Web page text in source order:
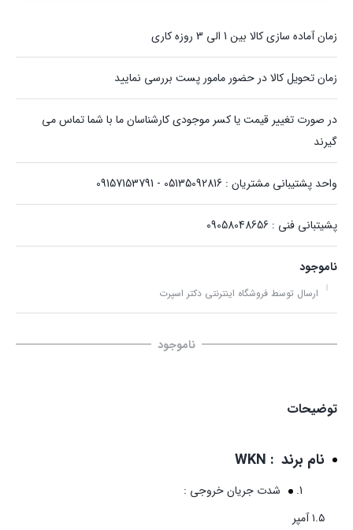
زمان آماده سازی کالا بین 1 الی 3 روزه کاری
زمان تحویل کالا در حضور مامور پست بررسی نمایید
در صورت تغییر قیمت یا کسر موجودی کارشناسان ما با شما تماس می
گیرند
واحد پشتیبانی مشتریان : 05135092816 - 09157153791
پشیتبانی فنی : 09058048656
ناموجود
ارسال توسط فروشگاه اینترنتی دکتر اسپرت
ناموجود
توضیحات
نام برند : WKN
شدت جریان خروجی :
۱.۵ آمپر